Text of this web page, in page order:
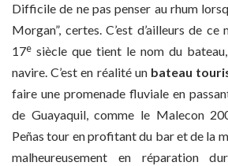
Difficile de ne pas penser au rhum
Morgan”, certes. C’est d’ailleurs de ce
17e siècle que tient le nom du
navire. C’est en réalité un bateau
faire une promenade fluviale en
de Guayaquil, comme le Malecon
Peñas tour en profitant du bar et de la
malheureusement en réparation